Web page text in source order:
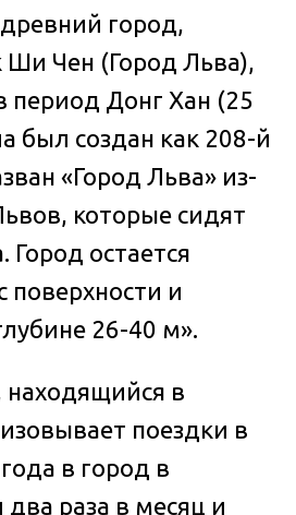
город,
Ши Чен (Город Льва),
период Донг Хан (25
был создан как 208-й
«Город Льва» из-
которые сидят
Город остается
поверхности и
26-40 м».
находящийся в
поездки в
в город в
раза в месяц и